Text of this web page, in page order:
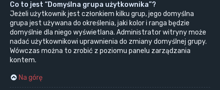
Co to jest “Domyślna grupa użytkownika”?
Jeżeli użytkownik jest członkiem kilku grup, jego domyślna
grupa jest używana do określenia, jaki kolor i ranga będzie
domyślnie dla niego wyświetlana. Administrator witryny może
nadać użytkownikowi uprawnienia do zmiany domyślnej grupy.
Wówczas można to zrobić z poziomu panelu zarządzania
kontem.
Na górę